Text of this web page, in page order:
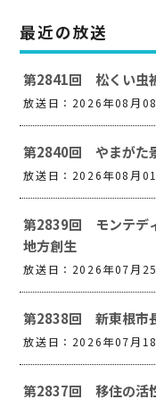
最近の放送
第2841回 松くい虫
放送日：2026年08月
第2840回 やまがた
放送日：2026年08月
第2839回 モンテデ
地方創生
放送日：2026年07月
第2838回 新東根市
放送日：2026年07月
第2837回 移住の活